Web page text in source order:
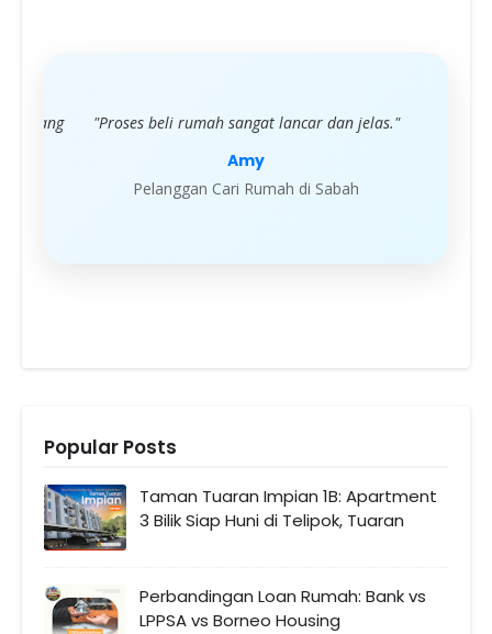
"Proses beli rumah sangat lancar dan jelas."
Amy
Pelanggan Cari Rumah di Sabah
Popular Posts
Taman Tuaran Impian 1B: Apartment
3 Bilik Siap Huni di Telipok, Tuaran
Perbandingan Loan Rumah: Bank vs
LPPSA vs Borneo Housing